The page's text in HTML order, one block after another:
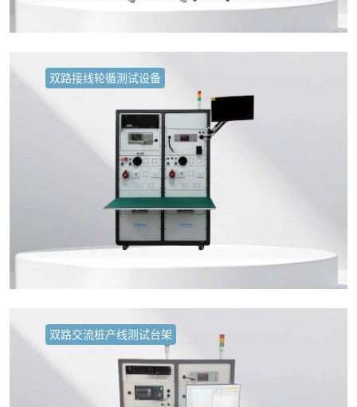
双路接线轮循测试设备
双路交流桩产线测试台架